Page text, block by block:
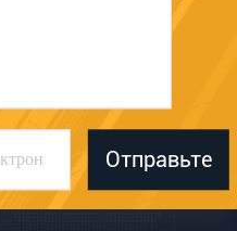
Отправьте